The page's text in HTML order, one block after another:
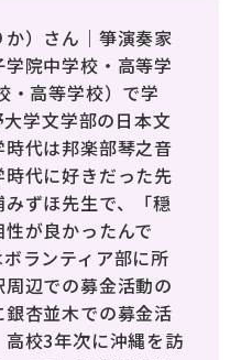
）さん｜箏演奏家
院中学校・高等学
・高等学校）で学
学文学部の日本文
代は邦楽部琴之音
代に好きだった先
ずほ先生で、「穏
が良かったんで
ランティア部に所
辺での募金活動の
杏並木での募金活
校3年次に沖縄を訪